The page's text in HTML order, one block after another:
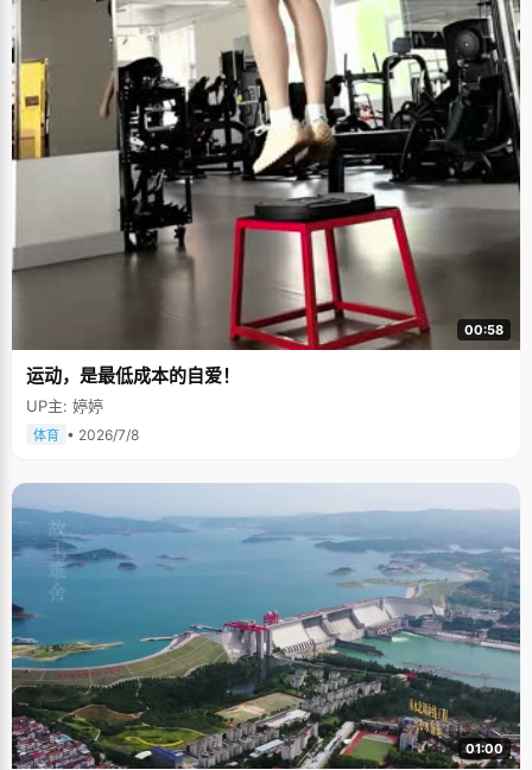
00:58
运动，是最低成本的自爱！
UP主: 婷婷
体育 • 2026/7/8
01:00